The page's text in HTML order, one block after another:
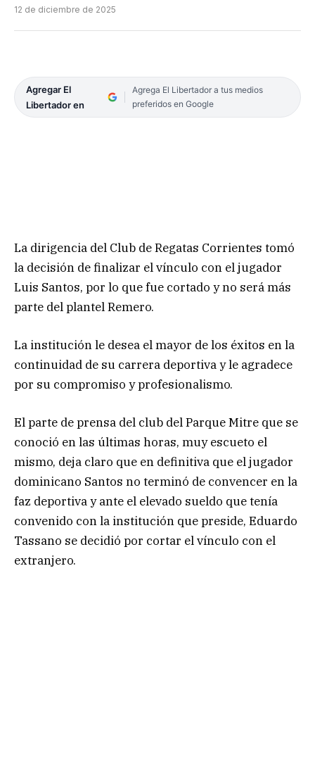
12 de diciembre de 2025
Agregar El
Libertador en
Agrega El Libertador a tus medios
preferidos en Google
La dirigencia del Club de Regatas Corrientes tomó
la decisión de finalizar el vínculo con el jugador
Luis Santos, por lo que fue cortado y no será más
parte del plantel Remero.
La institución le desea el mayor de los éxitos en la
continuidad de su carrera deportiva y le agradece
por su compromiso y profesionalismo.
El parte de prensa del club del Parque Mitre que se
conoció en las últimas horas, muy escueto el
mismo, deja claro que en definitiva que el jugador
dominicano Santos no terminó de convencer en la
faz deportiva y ante el elevado sueldo que tenía
convenido con la institución que preside, Eduardo
Tassano se decidió por cortar el vínculo con el
extranjero.